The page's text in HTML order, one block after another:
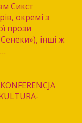
Сикст
окремі з
прози
інші ж